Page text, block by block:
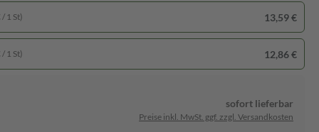
1 St) 13,59 €
1 St) 12,86 €
sofort lieferbar
Preise inkl. MwSt. ggf. zzgl. Versandkosten